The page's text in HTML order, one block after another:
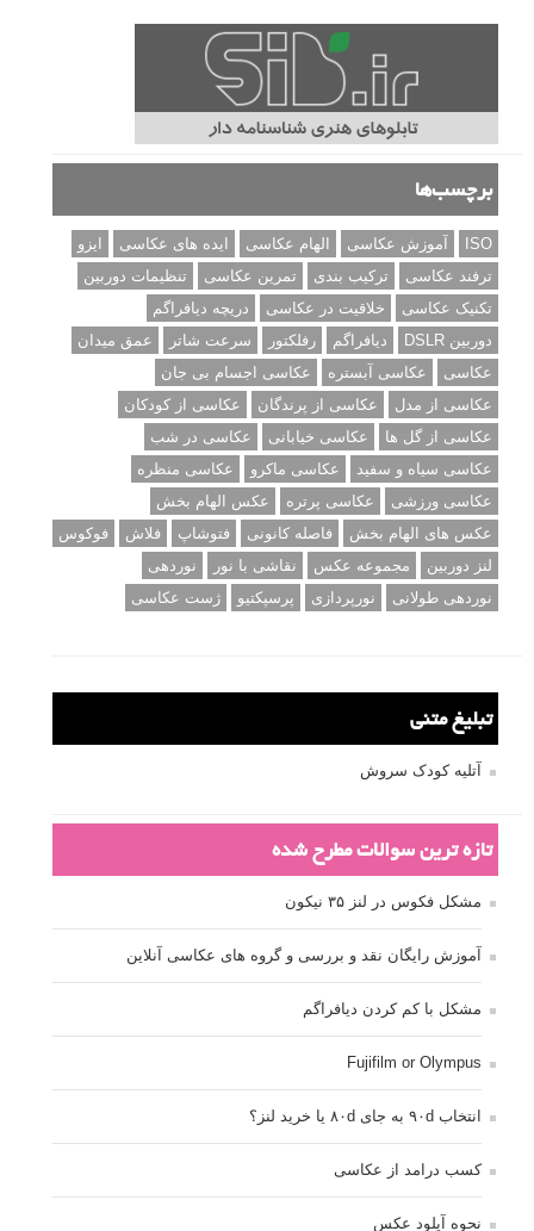
برچسب‌ها
ISO آموزش عکاسی الهام عکاسی ایده های عکاسی
ایزو
ترفند عکاسی
ترکیب بندی تمرین عکاسی
تنظیمات دوربین
تکنیک عکاسی
خلاقیت در عکاسی
دریچه دیافراگم
دوربین DSLR
دیافراگم رفلکتور سرعت شاتر
عمق میدان
عکاسی
عکاسی آبستره
عکاسی اجسام بی جان
عکاسی از مدل
عکاسی از پرندگان
عکاسی از کودکان
عکاسی از گل ها
عکاسی خیابانی
عکاسی در شب
عکاسی سیاه و سفید
عکاسی ماکرو
عکاسی منظره
عکاسی ورزشی
عکاسی پرتره
عکس الهام بخش
عکس های الهام بخش
فاصله کانونی فتوشاپ فلاش
فوکوس
لنز دوربین
مجموعه عکس نقاشی با نور
نوردهی
نوردهی طولانی
نورپردازی پرسپکتیو ژست عکاسی
تبلیغ متنی
آتلیه کودک سروش
تازه ترین سوالات مطرح شده
مشکل فکوس در لنز ۳۵ نیکون
آموزش رایگان نقد و بررسی و گروه های عکاسی آنلاین
مشکل با کم کردن دیافراگم
Fujifilm or Olympus
انتخاب ۹۰d به جای ۸۰d یا خرید لنز؟
کسب درامد از عکاسی
نحوه آپلود عکس